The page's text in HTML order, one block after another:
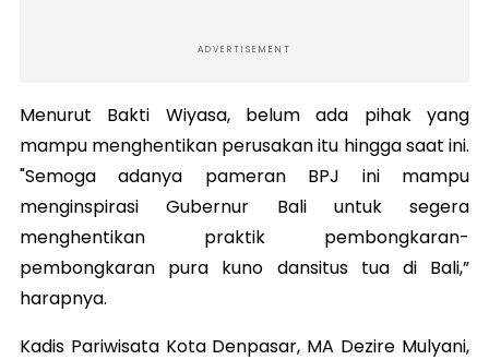
ADVERTISEMENT
Menurut Bakti Wiyasa, belum ada pihak yang
mampu menghentikan perusakan itu hingga saat ini.
"Semoga adanya pameran BPJ ini mampu
menginspirasi Gubernur Bali untuk segera
menghentikan praktik pembongkaran-
pembongkaran pura kuno dansitus tua di Bali,”
harapnya.
Kadis Pariwisata Kota Denpasar, MA Dezire Mulyani,